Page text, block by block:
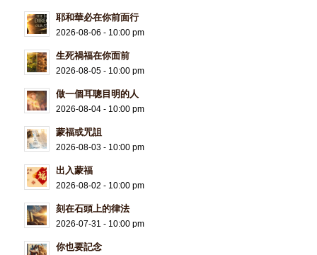
耶和華必在你前面行
2026-08-06 - 10:00 pm
生死禍福在你面前
2026-08-05 - 10:00 pm
做一個耳聰目明的人
2026-08-04 - 10:00 pm
蒙福或咒詛
2026-08-03 - 10:00 pm
出入蒙福
2026-08-02 - 10:00 pm
刻在石頭上的律法
2026-07-31 - 10:00 pm
你也要記念